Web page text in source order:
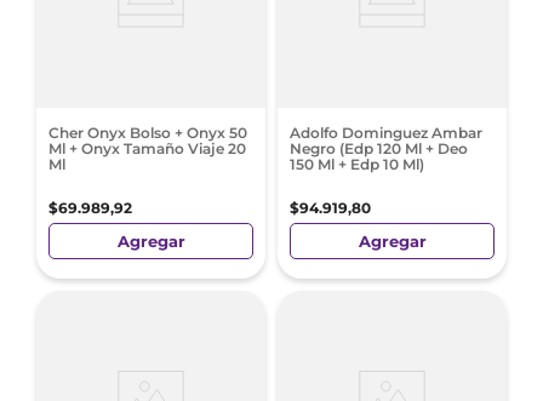
Cher Onyx Bolso + Onyx 50
Ml + Onyx Tamaño Viaje 20
Ml
$69.989,92
Agregar
Adolfo Dominguez Ambar
Negro (Edp 120 Ml + Deo
150 Ml + Edp 10 Ml)
$94.919,80
Agregar